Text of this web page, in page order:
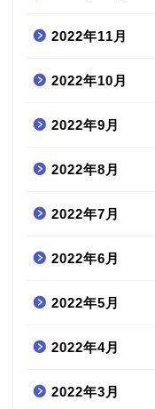
2022年11月
2022年10月
2022年9月
2022年8月
2022年7月
2022年6月
2022年5月
2022年4月
2022年3月